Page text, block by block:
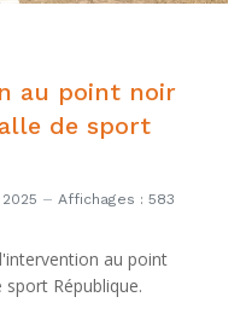
au point noir
de sport
Affichages : 583
au point
République.